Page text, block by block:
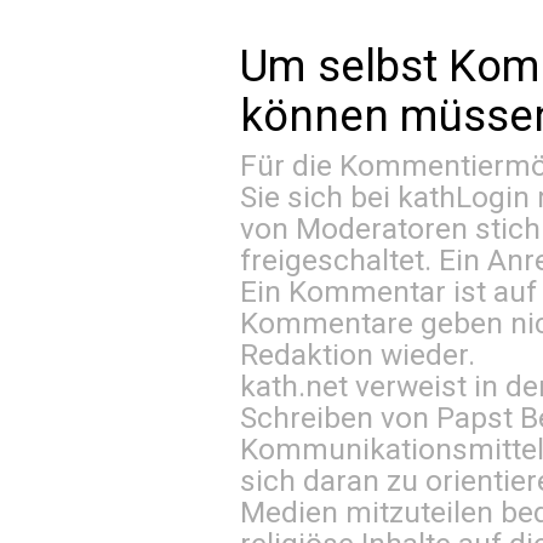
Um selbst
können
Für die
Sie sich bei kathLogin
von Moderatoren
freigeschaltet. Ein
Ein Kommentar ist
Kommentare geben
Redaktion wieder.
kath.net verweist in
Schreiben von Papst
sich daran zu
Medien mitzuteilen